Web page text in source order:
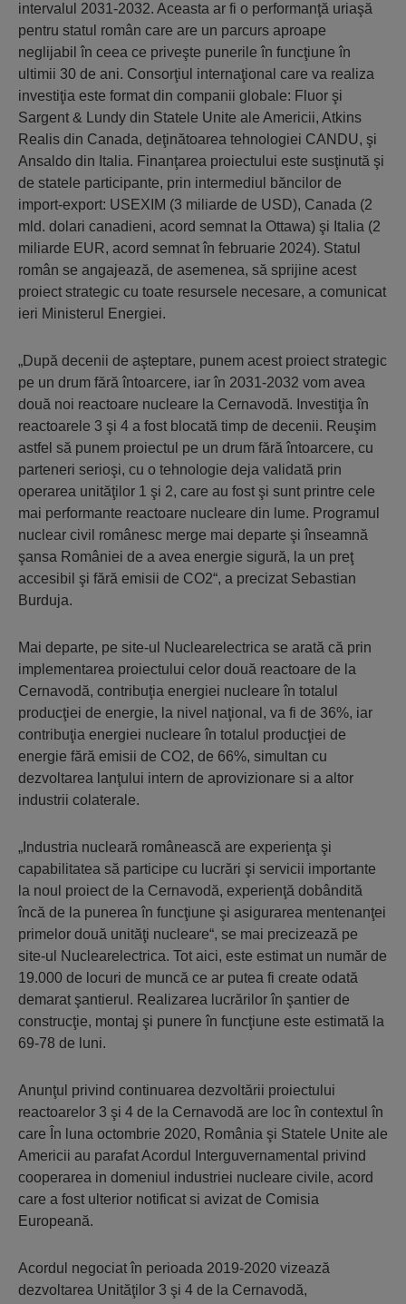
intervalul 2031-2032. Aceasta ar fi o performanţă uriaşă
pentru statul român care are un parcurs aproape
neglijabil în ceea ce priveşte punerile în funcţiune în
ultimii 30 de ani. Consorţiul internaţional care va realiza
investiţia este format din companii globale: Fluor şi
Sargent & Lundy din Statele Unite ale Americii, Atkins
Realis din Canada, deţinătoarea tehnologiei CANDU, şi
Ansaldo din Italia. Finanţarea proiectului este susţinută şi
de statele participante, prin intermediul băncilor de
import-export: USEXIM (3 miliarde de USD), Canada (2
mld. dolari canadieni, acord semnat la Ottawa) şi Italia (2
miliarde EUR, acord semnat în februarie 2024). Statul
român se angajează, de asemenea, să sprijine acest
proiect strategic cu toate resursele necesare, a comunicat
ieri Ministerul Energiei.
„După decenii de aşteptare, punem acest proiect strategic
pe un drum fără întoarcere, iar în 2031-2032 vom avea
două noi reactoare nucleare la Cernavodă. Investiţia în
reactoarele 3 şi 4 a fost blocată timp de decenii. Reuşim
astfel să punem proiectul pe un drum fără întoarcere, cu
parteneri serioşi, cu o tehnologie deja validată prin
operarea unităţilor 1 şi 2, care au fost şi sunt printre cele
mai performante reactoare nucleare din lume. Programul
nuclear civil românesc merge mai departe şi înseamnă
şansa României de a avea energie sigură, la un preţ
accesibil şi fără emisii de CO2“, a precizat Sebastian
Burduja.
Mai departe, pe site-ul Nuclearelectrica se arată că prin
implementarea proiectului celor două reactoare de la
Cernavodă, contribuţia energiei nucleare în totalul
producţiei de energie, la nivel naţional, va fi de 36%, iar
contribuţia energiei nucleare în totalul producţiei de
energie fără emisii de CO2, de 66%, simultan cu
dezvoltarea lanţului intern de aprovizionare si a altor
industrii colaterale.
„Industria nucleară românească are experienţa şi
capabilitatea să participe cu lucrări şi servicii importante
la noul proiect de la Cernavodă, experienţă dobândită
încă de la punerea în funcţiune şi asigurarea mentenanţei
primelor două unităţi nucleare“, se mai precizează pe
site-ul Nuclearelectrica. Tot aici, este estimat un număr de
19.000 de locuri de muncă ce ar putea fi create odată
demarat şantierul. Realizarea lucrărilor în şantier de
construcţie, montaj şi punere în funcţiune este estimată la
69-78 de luni.
Anunţul privind continuarea dezvoltării proiectului
reactoarelor 3 şi 4 de la Cernavodă are loc în contextul în
care În luna octombrie 2020, România şi Statele Unite ale
Americii au parafat Acordul Interguvernamental privind
cooperarea in domeniul industriei nucleare civile, acord
care a fost ulterior notificat si avizat de Comisia
Europeană.
Acordul negociat în perioada 2019-2020 vizează
dezvoltarea Unităţilor 3 şi 4 de la Cernavodă,